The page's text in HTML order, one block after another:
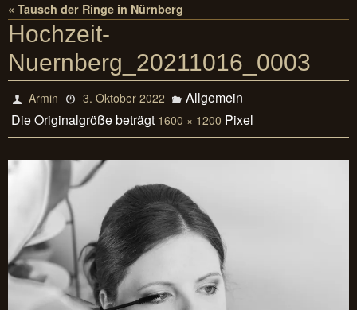
« Tausch der Ringe in Nürnberg
Hochzeit-
Nuernberg_20211016_0003
Armin 3. Oktober 2022
Allgemein
Die Originalgröße beträgt 1600 × 1200 Pixel